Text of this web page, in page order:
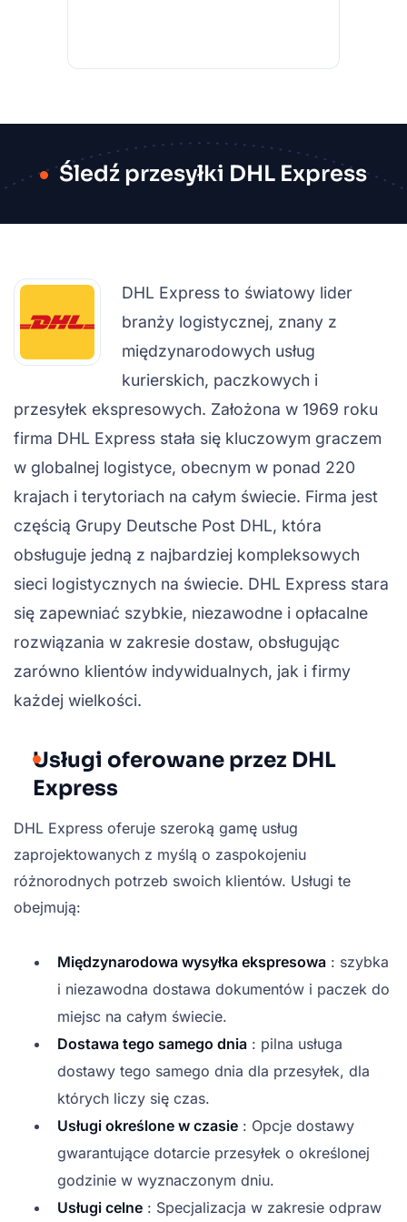
Śledź przesyłki DHL Express
DHL Express to światowy lider
branży logistycznej, znany z
międzynarodowych usług
kurierskich, paczkowych i
przesyłek ekspresowych. Założona w 1969 roku
firma DHL Express stała się kluczowym graczem
w globalnej logistyce, obecnym w ponad 220
krajach i terytoriach na całym świecie. Firma jest
częścią Grupy Deutsche Post DHL, która
obsługuje jedną z najbardziej kompleksowych
sieci logistycznych na świecie. DHL Express stara
się zapewniać szybkie, niezawodne i opłacalne
rozwiązania w zakresie dostaw, obsługując
zarówno klientów indywidualnych, jak i firmy
każdej wielkości.
Usługi oferowane przez DHL
Express
DHL Express oferuje szeroką gamę usług
zaprojektowanych z myślą o zaspokojeniu
różnorodnych potrzeb swoich klientów. Usługi te
obejmują:
Międzynarodowa wysyłka ekspresowa : szybka
i niezawodna dostawa dokumentów i paczek do
miejsc na całym świecie.
Dostawa tego samego dnia : pilna usługa
dostawy tego samego dnia dla przesyłek, dla
których liczy się czas.
Usługi określone w czasie : Opcje dostawy
gwarantujące dotarcie przesyłek o określonej
godzinie w wyznaczonym dniu.
Usługi celne : Specjalizacja w zakresie odpraw